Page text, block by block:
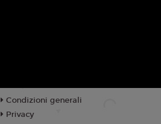
Condizioni generali
Privacy